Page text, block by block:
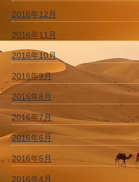
2016年12月
2016年11月
2016年10月
2016年9月
2016年8月
2016年7月
2016年6月
2016年5月
2016年4月